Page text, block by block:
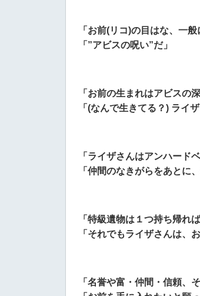
「お前(リコ)の目はな、一
「”アビスの呪い”だ」
「お前の生まれはアビスの
「(なんで生きてる？) ライ
「ライザさんはアンハード
「仲間のなきがらをあとに
「特級遺物は１つ持ち帰れ
「それでもライザさんは、
「名誉や富・仲間・信頼、